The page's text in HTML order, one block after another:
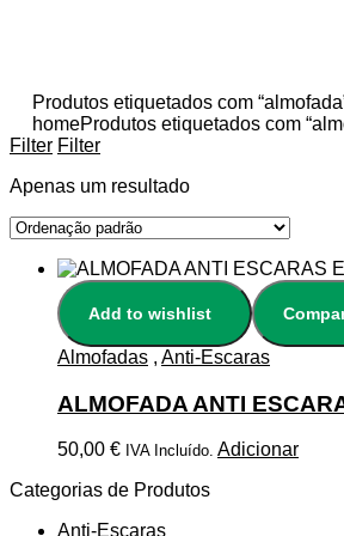
Produtos etiquetados com
homeProdutos etiquetados com
Filter Filter
Apenas um resultado
Add to wishlist
Almofadas , Anti-Escaras
ALMOFADA ANTI
50,00 € IVA Incluído. Adicionar
Categorias de Produtos
Anti-Escaras